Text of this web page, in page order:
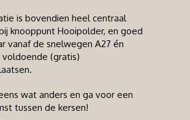
is bovendien heel centraal
knooppunt Hooipolder, en goed
vanaf de snelwegen A27 én
(gratis)
wat anders en ga voor een
tussen de kersen!